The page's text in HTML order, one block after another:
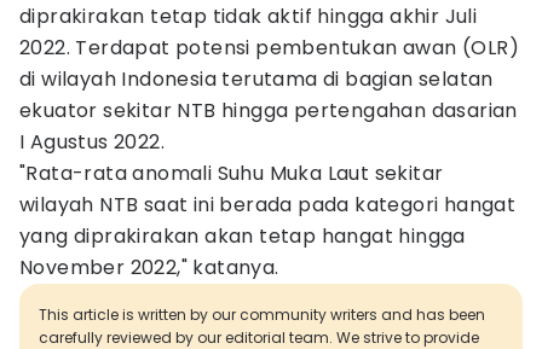
diprakirakan tetap tidak aktif hingga akhir Juli
2022. Terdapat potensi pembentukan awan (OLR)
di wilayah Indonesia terutama di bagian selatan
ekuator sekitar NTB hingga pertengahan dasarian
I Agustus 2022.
"Rata-rata anomali Suhu Muka Laut sekitar
wilayah NTB saat ini berada pada kategori hangat
yang diprakirakan akan tetap hangat hingga
November 2022," katanya.
This article is written by our community writers and has been
carefully reviewed by our editorial team. We strive to provide